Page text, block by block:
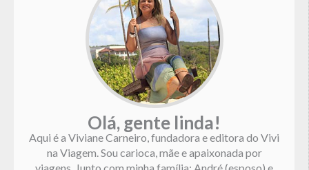
Olá, gente linda!
Aqui é a Viviane Carneiro, fundadora e editora do Vivi
na Viagem. Sou carioca, mãe e apaixonada por